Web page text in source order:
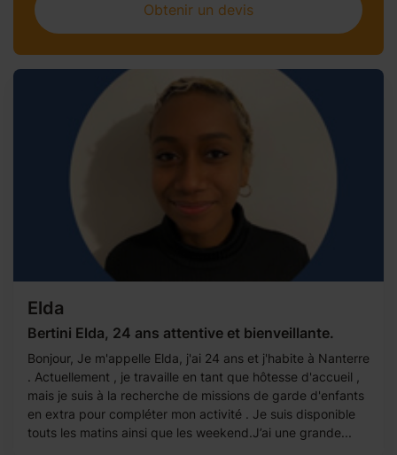
Elda
Bertini Elda, 24 ans attentive et bienveillante.
Bonjour, Je m'appelle Elda, j'ai 24 ans et j'habite à Nanterre
. Actuellement , je travaille en tant que hôtesse d'accueil ,
mais je suis à la recherche de missions de garde d'enfants
en extra pour compléter mon activité . Je suis disponible
touts les matins ainsi que les weekend.J’ai une grande...
Obtenir un devis